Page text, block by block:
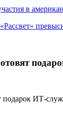
в